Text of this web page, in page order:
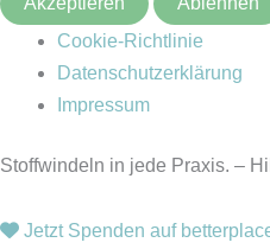
Cookie-Richtlinie
Datenschutzerklärung
Impressum
Stoffwindeln in jede Praxis. –
Jetzt Spenden auf